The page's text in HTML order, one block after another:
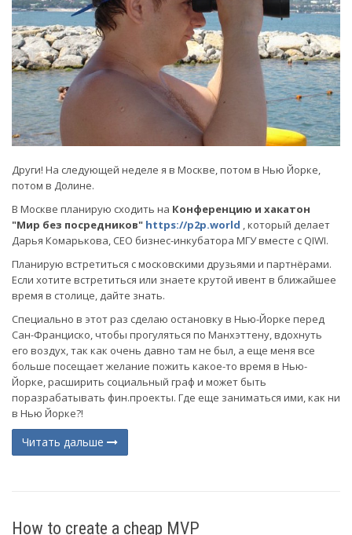
Други! На следующей неделе я в Москве, потом в Нью Йорке,
потом в Долине.
В Москве планирую сходить на Конференцию и хакатон
"Мир без посредников" https://p2p.world , который делает
Дарья Комарькова, CEO бизнес-инкубатора МГУ вместе с QIWI.
Планирую встретиться с московскими друзьями и партнёрами.
Если хотите встретиться или знаете крутой ивент в ближайшее
время в столице, дайте знать.
Специально в этот раз сделаю остановку в Нью-Йорке перед
Сан-Франциско, чтобы прогуляться по Манхэттену, вдохнуть
его воздух, так как очень давно там не был, а еще меня все
больше посещает желание пожить какое-то время в Нью-
Йорке, расширить социальный граф и может быть
поразрабатывать фин.проекты. Где еще заниматься ими, как ни
в Нью Йорке?!
Читать дальше
How to create a cheap MVP